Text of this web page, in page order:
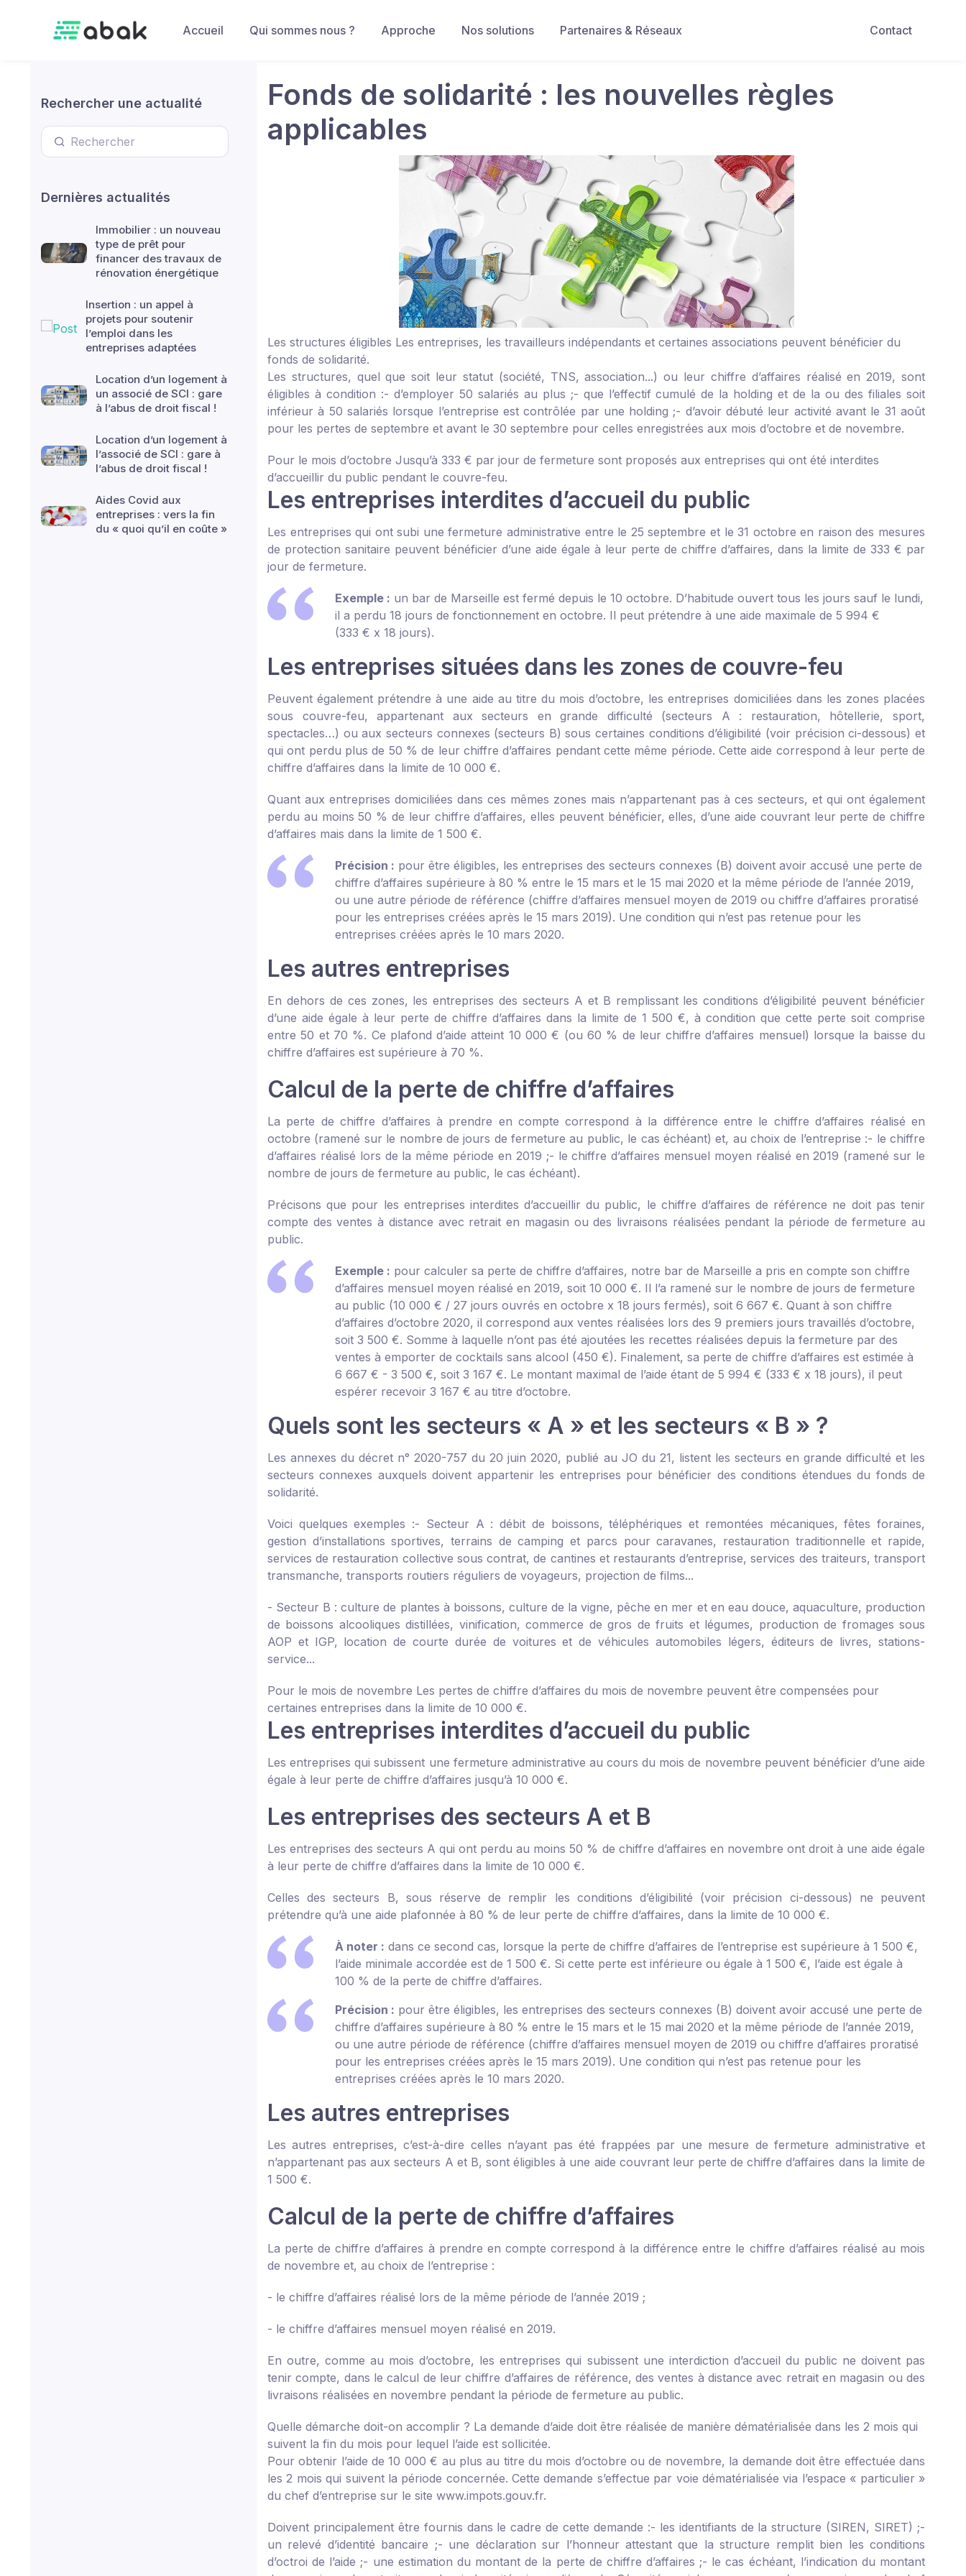
Contact
Accueil Qui sommes nous ? Approche Nos solutions Partenaires & Réseaux
Rechercher une actualité
Dernières actualités
Immobilier : un nouveau
type de prêt pour
financer des travaux de
rénovation énergétique
Insertion : un appel à
projets pour soutenir
l’emploi dans les
entreprises adaptées
Location d’un logement à
un associé de SCI : gare
à l’abus de droit fiscal !
Location d’un logement à
l’associé de SCI : gare à
l’abus de droit fiscal !
Aides Covid aux
entreprises : vers la fin
du « quoi qu’il en coûte »
Fonds de solidarité : les nouvelles règles
applicables
Les structures éligibles Les entreprises, les travailleurs indépendants et certaines associations peuvent bénéficier du
fonds de solidarité.
Les structures, quel que soit leur statut (société, TNS, association...) ou leur chiffre d’affaires réalisé en 2019, sont
éligibles à condition :- d’employer 50 salariés au plus ;- que l’effectif cumulé de la holding et de la ou des filiales soit
inférieur à 50 salariés lorsque l’entreprise est contrôlée par une holding ;- d’avoir débuté leur activité avant le 31 août
pour les pertes de septembre et avant le 30 septembre pour celles enregistrées aux mois d’octobre et de novembre.
Pour le mois d’octobre Jusqu’à 333 € par jour de fermeture sont proposés aux entreprises qui ont été interdites
d’accueillir du public pendant le couvre-feu.
Les entreprises interdites d’accueil du public
Les entreprises qui ont subi une fermeture administrative entre le 25 septembre et le 31 octobre en raison des mesures
de protection sanitaire peuvent bénéficier d’une aide égale à leur perte de chiffre d’affaires, dans la limite de 333 € par
jour de fermeture.
Exemple : un bar de Marseille est fermé depuis le 10 octobre. D’habitude ouvert tous les jours sauf le lundi,
il a perdu 18 jours de fonctionnement en octobre. Il peut prétendre à une aide maximale de 5 994 €
(333 € x 18 jours).
Les entreprises situées dans les zones de couvre-feu
Peuvent également prétendre à une aide au titre du mois d’octobre, les entreprises domiciliées dans les zones placées
sous couvre-feu, appartenant aux secteurs en grande difficulté (secteurs A : restauration, hôtellerie, sport,
spectacles…) ou aux secteurs connexes (secteurs B) sous certaines conditions d’éligibilité (voir précision ci-dessous) et
qui ont perdu plus de 50 % de leur chiffre d’affaires pendant cette même période. Cette aide correspond à leur perte de
chiffre d’affaires dans la limite de 10 000 €.
Quant aux entreprises domiciliées dans ces mêmes zones mais n’appartenant pas à ces secteurs, et qui ont également
perdu au moins 50 % de leur chiffre d’affaires, elles peuvent bénéficier, elles, d’une aide couvrant leur perte de chiffre
d’affaires mais dans la limite de 1 500 €.
Précision : pour être éligibles, les entreprises des secteurs connexes (B) doivent avoir accusé une perte de
chiffre d’affaires supérieure à 80 % entre le 15 mars et le 15 mai 2020 et la même période de l’année 2019,
ou une autre période de référence (chiffre d’affaires mensuel moyen de 2019 ou chiffre d’affaires proratisé
pour les entreprises créées après le 15 mars 2019). Une condition qui n’est pas retenue pour les
entreprises créées après le 10 mars 2020.
Les autres entreprises
En dehors de ces zones, les entreprises des secteurs A et B remplissant les conditions d’éligibilité peuvent bénéficier
d’une aide égale à leur perte de chiffre d’affaires dans la limite de 1 500 €, à condition que cette perte soit comprise
entre 50 et 70 %. Ce plafond d’aide atteint 10 000 € (ou 60 % de leur chiffre d’affaires mensuel) lorsque la baisse du
chiffre d’affaires est supérieure à 70 %.
Calcul de la perte de chiffre d’affaires
La perte de chiffre d’affaires à prendre en compte correspond à la différence entre le chiffre d’affaires réalisé en
octobre (ramené sur le nombre de jours de fermeture au public, le cas échéant) et, au choix de l’entreprise :- le chiffre
d’affaires réalisé lors de la même période en 2019 ;- le chiffre d’affaires mensuel moyen réalisé en 2019 (ramené sur le
nombre de jours de fermeture au public, le cas échéant).
Précisons que pour les entreprises interdites d’accueillir du public, le chiffre d’affaires de référence ne doit pas tenir
compte des ventes à distance avec retrait en magasin ou des livraisons réalisées pendant la période de fermeture au
public.
Exemple : pour calculer sa perte de chiffre d’affaires, notre bar de Marseille a pris en compte son chiffre
d’affaires mensuel moyen réalisé en 2019, soit 10 000 €. Il l’a ramené sur le nombre de jours de fermeture
au public (10 000 € / 27 jours ouvrés en octobre x 18 jours fermés), soit 6 667 €. Quant à son chiffre
d’affaires d’octobre 2020, il correspond aux ventes réalisées lors des 9 premiers jours travaillés d’octobre,
soit 3 500 €. Somme à laquelle n’ont pas été ajoutées les recettes réalisées depuis la fermeture par des
ventes à emporter de cocktails sans alcool (450 €). Finalement, sa perte de chiffre d’affaires est estimée à
6 667 € - 3 500 €, soit 3 167 €. Le montant maximal de l’aide étant de 5 994 € (333 € x 18 jours), il peut
espérer recevoir 3 167 € au titre d’octobre.
Quels sont les secteurs « A » et les secteurs « B » ?
Les annexes dudécret n° 2020-757 du 20 juin 2020, publié au JO du 21, listent les secteurs en grande difficulté et les
secteurs connexes auxquels doivent appartenir les entreprises pour bénéficier des conditions étendues du fonds de
solidarité.
Voici quelques exemples :- Secteur A : débit de boissons, téléphériques et remontées mécaniques, fêtes foraines,
gestion d’installations sportives, terrains de camping et parcs pour caravanes, restauration traditionnelle et rapide,
services de restauration collective sous contrat, de cantines et restaurants d’entreprise, services des traiteurs, transport
transmanche, transports routiers réguliers de voyageurs, projection de films...
- Secteur B : culture de plantes à boissons, culture de la vigne, pêche en mer et en eau douce, aquaculture, production
de boissons alcooliques distillées, vinification, commerce de gros de fruits et légumes, production de fromages sous
AOP et IGP, location de courte durée de voitures et de véhicules automobiles légers, éditeurs de livres, stations-
service...
Pour le mois de novembre Les pertes de chiffre d’affaires du mois de novembre peuvent être compensées pour
certaines entreprises dans la limite de 10 000 €.
Les entreprises interdites d’accueil du public
Les entreprises qui subissent une fermeture administrative au cours du mois de novembre peuvent bénéficier d’une aide
égale à leur perte de chiffre d’affaires jusqu’à 10 000 €.
Les entreprises des secteurs A et B
Les entreprises des secteurs A qui ont perdu au moins 50 % de chiffre d’affaires en novembre ont droit à une aide égale
à leur perte de chiffre d’affaires dans la limite de 10 000 €.
Celles des secteurs B, sous réserve de remplir les conditions d’éligibilité (voir précision ci-dessous) ne peuvent
prétendre qu’à une aide plafonnée à 80 % de leur perte de chiffre d’affaires, dans la limite de 10 000 €.
À noter : dans ce second cas, lorsque la perte de chiffre d’affaires de l’entreprise est supérieure à 1 500 €,
l’aide minimale accordée est de 1 500 €. Si cette perte est inférieure ou égale à 1 500 €, l’aide est égale à
100 % de la perte de chiffre d’affaires.
Précision : pour être éligibles, les entreprises des secteurs connexes (B) doivent avoir accusé une perte de
chiffre d’affaires supérieure à 80 % entre le 15 mars et le 15 mai 2020 et la même période de l’année 2019,
ou une autre période de référence (chiffre d’affaires mensuel moyen de 2019 ou chiffre d’affaires proratisé
pour les entreprises créées après le 15 mars 2019). Une condition qui n’est pas retenue pour les
entreprises créées après le 10 mars 2020.
Les autres entreprises
Les autres entreprises, c’est-à-dire celles n’ayant pas été frappées par une mesure de fermeture administrative et
n’appartenant pas aux secteurs A et B, sont éligibles à une aide couvrant leur perte de chiffre d’affaires dans la limite de
1 500 €.
Calcul de la perte de chiffre d’affaires
La perte de chiffre d’affaires à prendre en compte correspond à la différence entre le chiffre d’affaires réalisé au mois
de novembre et, au choix de l’entreprise :
- le chiffre d’affaires réalisé lors de la même période de l’année 2019 ;
- le chiffre d’affaires mensuel moyen réalisé en 2019.
En outre, comme au mois d’octobre, les entreprises qui subissent une interdiction d’accueil du public ne doivent pas
tenir compte, dans le calcul de leur chiffre d’affaires de référence, des ventes à distance avec retrait en magasin ou des
livraisons réalisées en novembre pendant la période de fermeture au public.
Quelle démarche doit-on accomplir ? La demande d’aide doit être réalisée de manière dématérialisée dans les 2 mois qui
suivent la fin du mois pour lequel l’aide est sollicitée.
Pour obtenir l’aide de 10 000 € au plus au titre du mois d’octobre ou de novembre, la demande doit être effectuée dans
les 2 mois qui suivent la période concernée. Cette demande s’effectue par voie dématérialisée via l’espace « particulier »
du chef d’entreprise sur le site www.impots.gouv.fr.
Doivent principalement être fournis dans le cadre de cette demande :- les identifiants de la structure (SIREN, SIRET) ;-
un relevé d’identité bancaire ;- une déclaration sur l’honneur attestant que la structure remplit bien les conditions
d’octroi de l’aide ;- une estimation du montant de la perte de chiffre d’affaires ;- le cas échéant, l’indication du montant